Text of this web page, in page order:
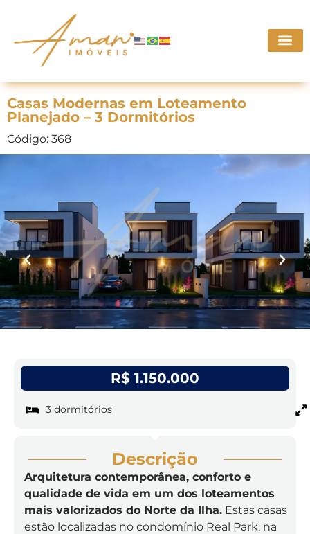
Casas Modernas em Loteamento
Planejado – 3 Dormitórios
Código: 368
R$ 1.150.000
3 dormitórios
Descrição
Arquitetura contemporânea, conforto e
qualidade de vida em um dos loteamentos
mais valorizados do Norte da Ilha. Estas casas
estão localizadas no condomínio Real Park, na